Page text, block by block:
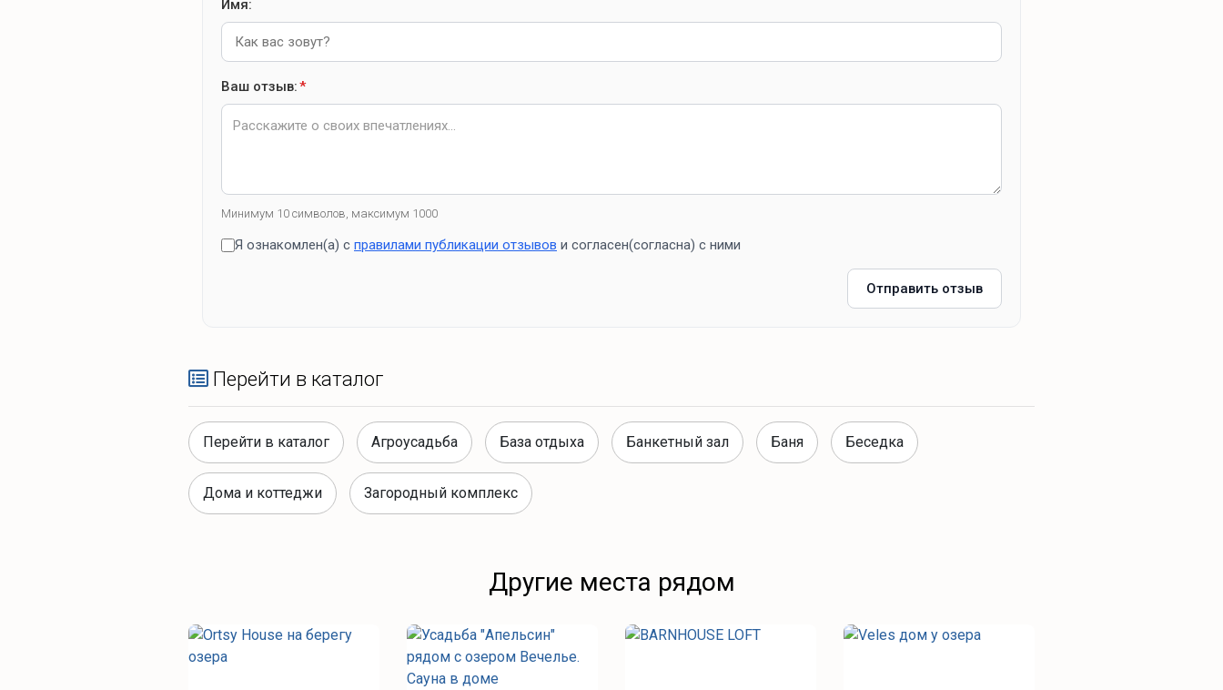
Имя:
Ваш отзыв:*
Минимум 10 символов, максимум 1000
Я ознакомлен(а) с правилами публикации отзывов и согласен(согласна) с ними
Отправить отзыв
Перейти в каталог
Перейти в каталог Агроусадьба База отдыха Банкетный зал Баня Беседка
Дома и коттеджи Загородный комплекс
Другие места рядом